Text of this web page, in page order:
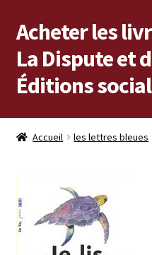
Aller
à
la
navigation
Aller
au
contenu
Acheter les
La Dispute et
Éditions
Les livres en vente
Vous cherchez un livre ?
Vers les Éditions sociales
Accueil les lettres bleues